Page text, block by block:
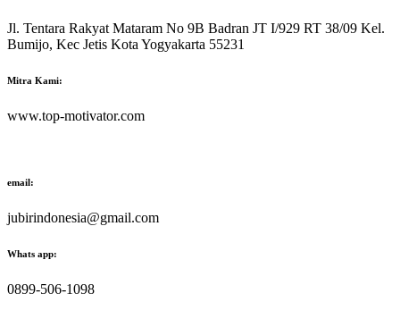
Jl. Tentara Rakyat Mataram No 9B Badran JT I/929 RT 38/09 Kel.
Bumijo, Kec Jetis Kota Yogyakarta 55231
Mitra Kami:
www.top-motivator.com
email:
jubirindonesia@gmail.com
Whats app:
0899-506-1098